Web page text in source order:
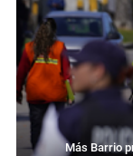
Más Barrio